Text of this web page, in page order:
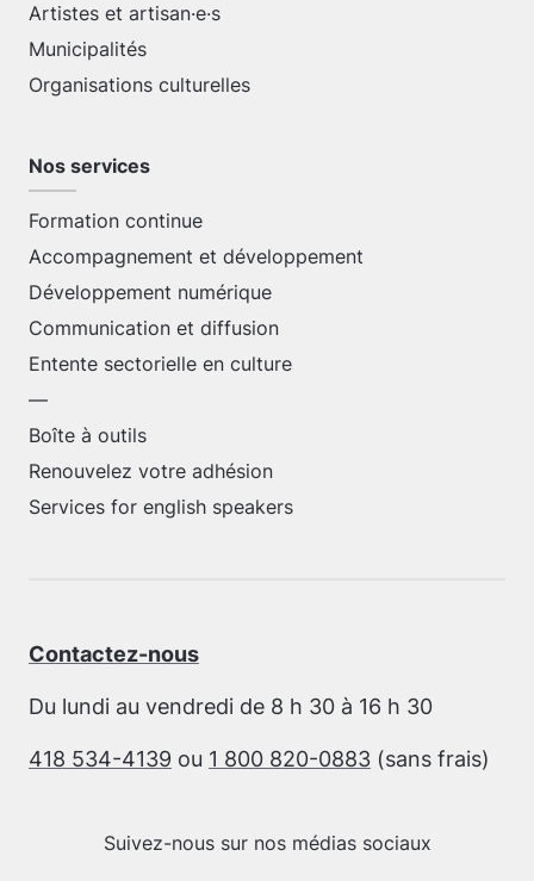
Artistes et artisan·e·s
Municipalités
Organisations culturelles
Nos services
Formation continue
Accompagnement et développement
Développement numérique
Communication et diffusion
Entente sectorielle en culture
—
Boîte à outils
Renouvelez votre adhésion
Services for english speakers
Contactez-nous
Du lundi au vendredi de 8 h 30 à 16 h 30
418 534-4139 ou 1 800 820-0883 (sans frais)
Suivez-nous sur nos médias sociaux